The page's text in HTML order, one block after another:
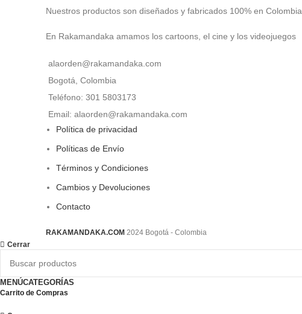
Nuestros productos son diseñados y fabricados 100% en Colombia
En Rakamandaka amamos los cartoons, el cine y los videojuegos
alaorden@rakamandaka.com
Bogotá, Colombia
Teléfono: 301 5803173
Email: alaorden@rakamandaka.com
Política de privacidad
Políticas de Envío
Términos y Condiciones
Cambios y Devoluciones
Contacto
RAKAMANDAKA.COM 2024 Bogotá - Colombia
Cerrar
MENÚCATEGORÍAS
Carrito de Compras